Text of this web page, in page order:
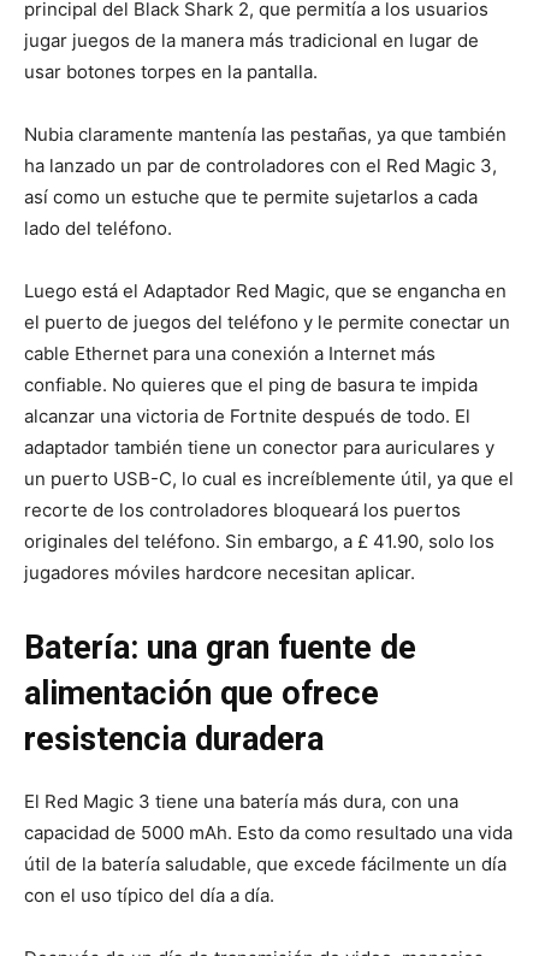
principal del Black Shark 2, que permitía a los usuarios
jugar juegos de la manera más tradicional en lugar de
usar botones torpes en la pantalla.
Nubia claramente mantenía las pestañas, ya que también
ha lanzado un par de controladores con el Red Magic 3,
así como un estuche que te permite sujetarlos a cada
lado del teléfono.
Luego está el Adaptador Red Magic, que se engancha en
el puerto de juegos del teléfono y le permite conectar un
cable Ethernet para una conexión a Internet más
confiable. No quieres que el ping de basura te impida
alcanzar una victoria de Fortnite después de todo. El
adaptador también tiene un conector para auriculares y
un puerto USB-C, lo cual es increíblemente útil, ya que el
recorte de los controladores bloqueará los puertos
originales del teléfono. Sin embargo, a £ 41.90, solo los
jugadores móviles hardcore necesitan aplicar.
Batería: una gran fuente de
alimentación que ofrece
resistencia duradera
El Red Magic 3 tiene una batería más dura, con una
capacidad de 5000 mAh. Esto da como resultado una vida
útil de la batería saludable, que excede fácilmente un día
con el uso típico del día a día.